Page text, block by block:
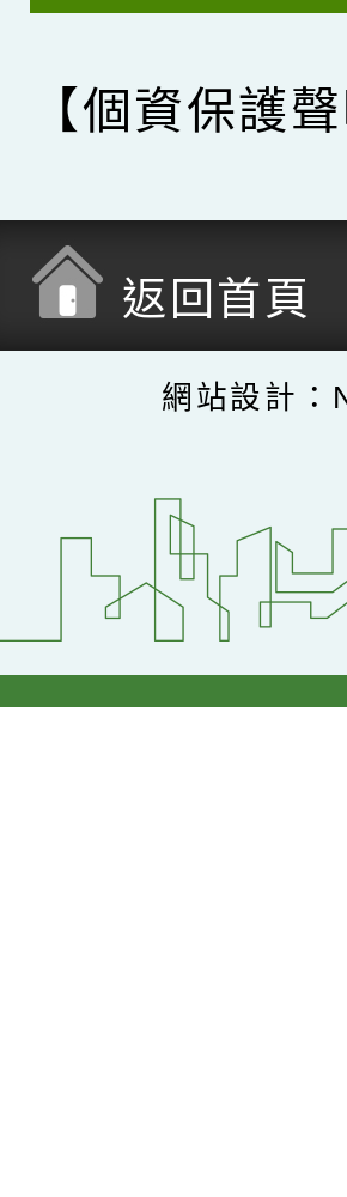
【個資保護聲
返回首頁
網站設計：